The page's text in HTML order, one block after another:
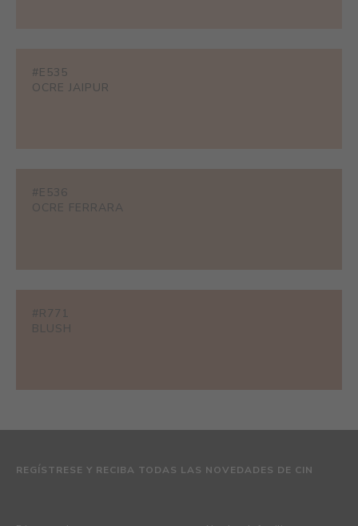
#E535
OCRE JAIPUR
#E536
OCRE FERRARA
#R771
BLUSH
REGÍSTRESE Y RECIBA TODAS LAS NOVEDADES DE CIN